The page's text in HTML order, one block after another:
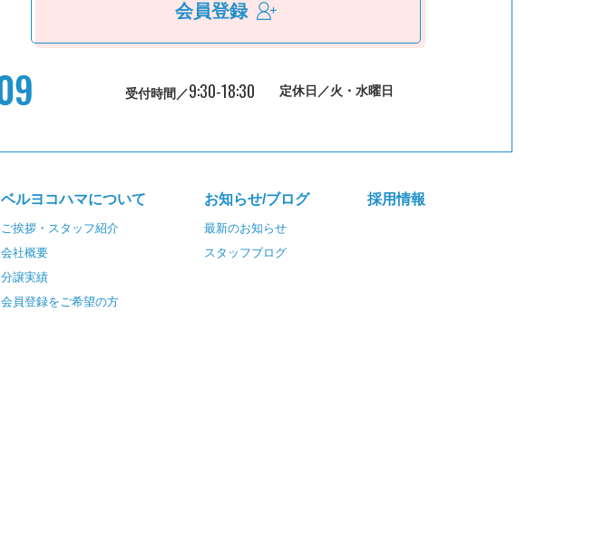
会員登録
受付時間／9:30-18:30 定休日／火・水曜日
ベルヨコハマについて
ご挨拶・スタッフ紹介
会社概要
分譲実績
会員登録をご希望の方
お知らせ/ブログ
最新のお知らせ
スタッフブログ
採⽤情報